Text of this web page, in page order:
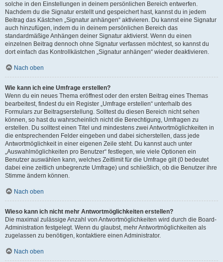
solche in den Einstellungen in deinem persönlichen Bereich entwerfen.
Nachdem du die Signatur erstellt und gespeichert hast, kannst du in jedem
Beitrag das Kästchen „Signatur anhängen“ aktivieren. Du kannst eine Signatur
auch hinzufügen, indem du in deinem persönlichen Bereich das
standardmäßige Anhängen deiner Signatur aktivierst. Wenn du einen
einzelnen Beitrag dennoch ohne Signatur verfassen möchtest, so kannst du
dort einfach das Kontrollkästchen „Signatur anhängen“ wieder deaktivieren.
Nach oben
Wie kann ich eine Umfrage erstellen?
Wenn du ein neues Thema eröffnest oder den ersten Beitrag eines Themas
bearbeitest, findest du ein Register „Umfrage erstellen“ unterhalb des
Formulars zur Beitragserstellung. Solltest du diesen Bereich nicht sehen
können, so hast du wahrscheinlich nicht die Berechtigung, Umfragen zu
erstellen. Du solltest einen Titel und mindestens zwei Antwortmöglichkeiten in
die entsprechenden Felder eingeben und dabei sicherstellen, dass jede
Antwortmöglichkeit in einer eigenen Zeile steht. Du kannst auch unter
„Auswahlmöglichkeiten pro Benutzer“ festlegen, wie viele Optionen ein
Benutzer auswählen kann, welches Zeitlimit für die Umfrage gilt (0 bedeutet
dabei eine zeitlich unbegrenzte Umfrage) und schließlich, ob die Benutzer ihre
Stimme ändern können.
Nach oben
Wieso kann ich nicht mehr Antwortmöglichkeiten erstellen?
Die maximal zulässige Anzahl von Antwortmöglichkeiten wird durch die Board-
Administration festgelegt. Wenn du glaubst, mehr Antwortmöglichkeiten als
zugelassen zu benötigen, kontaktiere einen Administrator.
Nach oben